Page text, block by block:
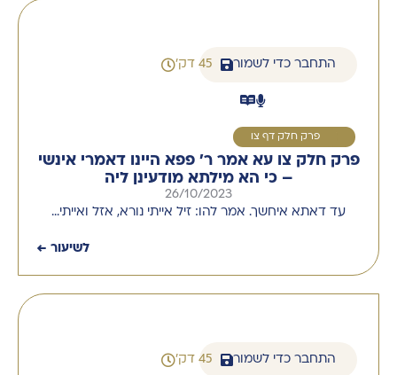
התחבר כדי לשמור 45 דק'
פרק חלק דף צו
פרק חלק צו עא אמר ר' פפא היינו דאמרי אינשי
– כי הא מילתא מודעינן ליה
26/10/2023
עד דאתא איחשך. אמר להו: זיל אייתי נורא, אזל ואייתי…
לשיעור ←
התחבר כדי לשמור 45 דק'